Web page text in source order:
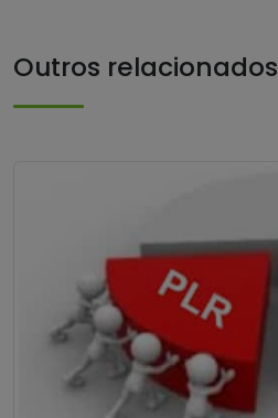
Outros relacionados